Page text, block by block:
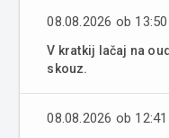
08.08.2026 ob
V kratkij lačaj na
skouz.
08.08.2026 ob